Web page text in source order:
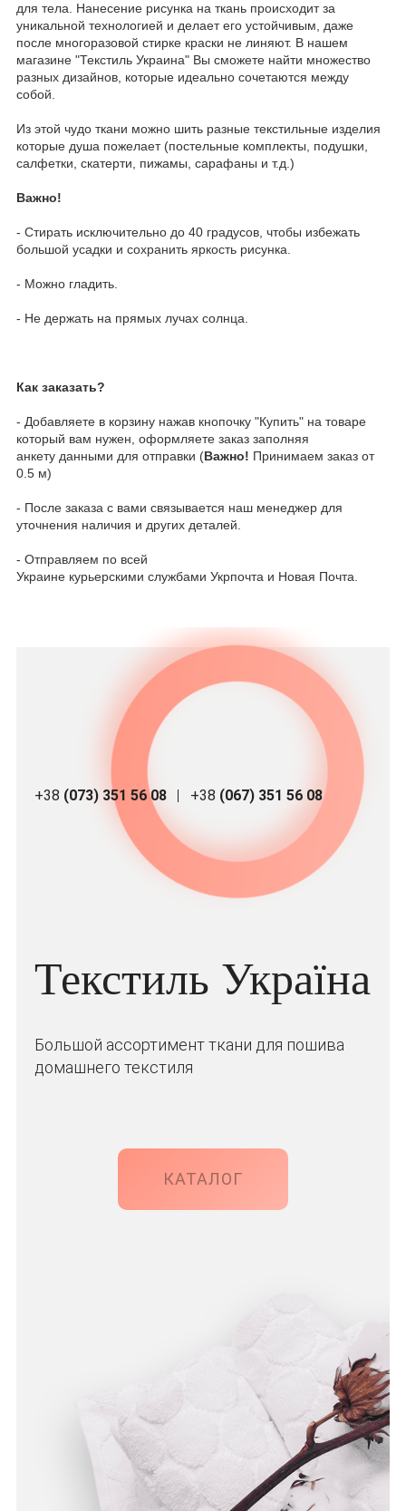
для тела. Нанесение рисунка на ткань происходит за
уникальной технологией и делает его устойчивым, даже
после многоразовой стирке краски не линяют. В нашем
магазине "Текстиль Украина" Вы сможете найти множество
разных дизайнов, которые идеально сочетаются между
собой.
Из этой чудо ткани можно шить разные текстильные изделия
которые душа пожелает (постельные комплекты, подушки,
салфетки, скатерти, пижамы, сарафаны и т.д.)
Важно!
- Стирать исключительно до 40 градусов, чтобы избежать
большой усадки и сохранить яркость рисунка.
- Можно гладить.
- Не держать на прямых лучах солнца.
Как заказать?
- Добавляете в корзину нажав кнопочку "Купить" на товаре
который вам нужен, оформляете заказ заполняя
анкету данными для отправки (Важно! Принимаем заказ от
0.5 м)
- После заказа с вами связывается наш менеджер для
уточнения наличия и других деталей.
- Отправляем по всей
Украине курьерскими службами Укрпочта и Новая Почта.
+38 (073) 351 56 08 +38 (067) 351 56 08
Текстиль Україна
Большой ассортимент ткани для пошива
домашнего текстиля
КАТАЛОГ